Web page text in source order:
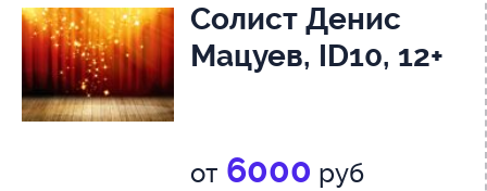
Солист Денис
Мацуев, ID10, 12+
от 6000 руб